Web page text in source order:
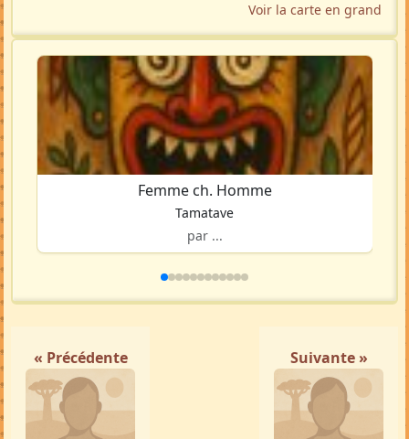
Voir la carte en grand
Femme ch. Homme
Tamatave
par ...
« Précédente Suivante »